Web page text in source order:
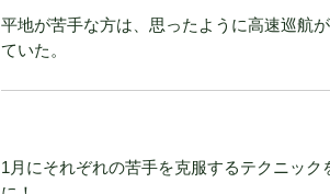
平地が苦手な方は、思ったように高速巡航
ていた。
1月にそれぞれの苦手を克服するテクニッ